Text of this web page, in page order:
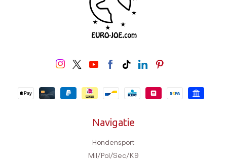
Navigatie
Hondensport
Mil/Pol/Sec/K9